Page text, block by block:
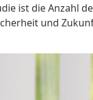
ist die Anzahl
und